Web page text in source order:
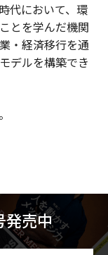
代において、環
とを学んだ機関
・経済移行を通
デルを構築でき
発売中